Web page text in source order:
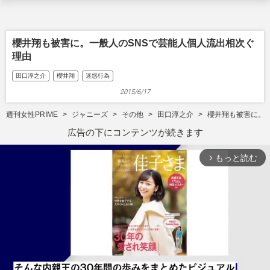
櫻井翔も被害に。一般人のSNSで芸能人個人流出相次ぐ
理由
田口淳之介 櫻井翔 迷惑行為
2015/6/17
週刊女性PRIME ジャニーズ その他 田口淳之介 櫻井翔も被害に。
広告の下にコンテンツが続きます
arrow_forward_ios もっと読む